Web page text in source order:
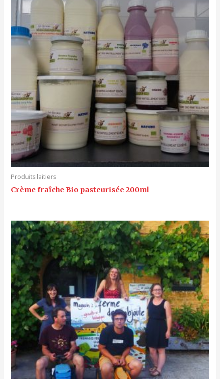
Produits laitiers
Crème fraîche Bio pasteurisée 200ml